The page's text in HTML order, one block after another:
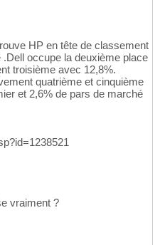
HP en tête de classement
occupe la deuxième place
troisième avec 12,8%.
quatrième et cinquième
et 2,6% de pars de marché
vraiment ?